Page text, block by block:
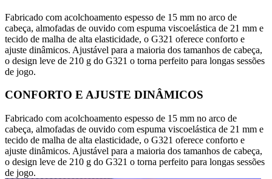
Fabricado com acolchoamento espesso de 15 mm no arco de
cabeça, almofadas de ouvido com espuma viscoelástica de 21 mm e
tecido de malha de alta elasticidade, o G321 oferece conforto e
ajuste dinâmicos. Ajustável para a maioria dos tamanhos de cabeça,
o design leve de 210 g do G321 o torna perfeito para longas sessões
de jogo.
CONFORTO E AJUSTE DINÂMICOS
Fabricado com acolchoamento espesso de 15 mm no arco de
cabeça, almofadas de ouvido com espuma viscoelástica de 21 mm e
tecido de malha de alta elasticidade, o G321 oferece conforto e
ajuste dinâmicos. Ajustável para a maioria dos tamanhos de cabeça,
o design leve de 210 g do G321 o torna perfeito para longas sessões
de jogo.